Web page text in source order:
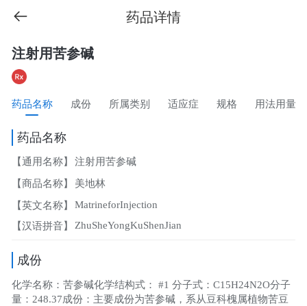
药品详情
注射用苦参碱
药品名称 成份 所属类别 适应症 规格 用法用量
药品名称
【通用名称】
注射用苦参碱
【商品名称】
美地林
【英文名称】
MatrineforInjection
【汉语拼音】
ZhuSheYongKuShenJian
成份
化学名称：苦参碱化学结构式： #1 分子式：C15H24N2O分子
量：248.37成份：主要成份为苦参碱，系从豆科槐属植物苦豆